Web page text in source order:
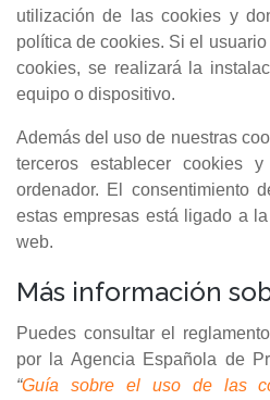
utilización de las cookies y
política de cookies. Si el
cookies, se realizará la
equipo o dispositivo.
Además del uso de nuestras
terceros establecer cookies
ordenador. El consentimiento
estas empresas está ligado a
web.
Más información
Puedes consultar el
por la Agencia Española de
“Guía sobre el uso de las